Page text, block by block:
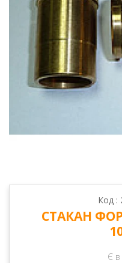
Код :
СТАКАН
Є в